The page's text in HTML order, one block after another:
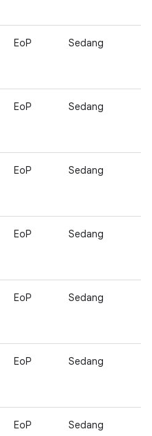
EoP Sedang
EoP Sedang
EoP Sedang
EoP Sedang
EoP Sedang
EoP Sedang
EoP Sedang